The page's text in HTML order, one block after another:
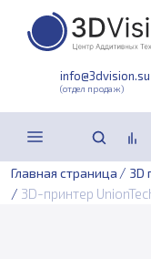
info@3dvision.su
(отдел продаж)
Главная страница / 3D
/ 3D-принтер